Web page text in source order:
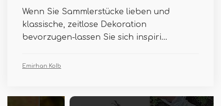
Wenn Sie Sammlerstücke lieben und
klassische, zeitlose Dekoration
bevorzugen-lassen Sie sich inspiri...
Emirhan Kolb